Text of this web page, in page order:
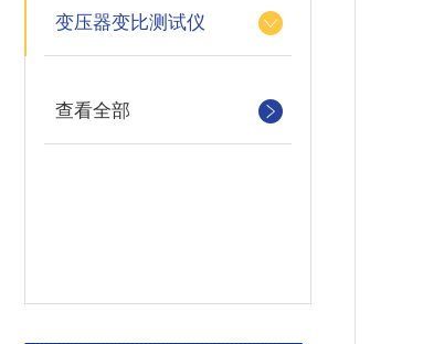
变压器变比测试仪
查看全部